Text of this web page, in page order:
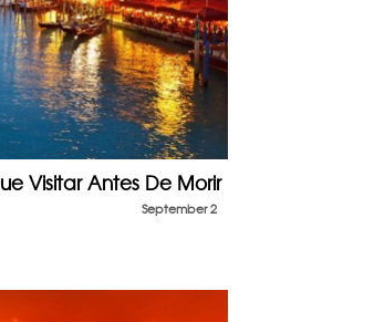
Visitar Antes De Morir
September 2